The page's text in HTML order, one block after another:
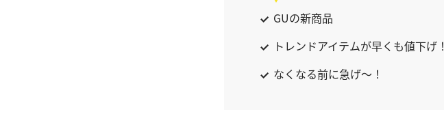
GUの新商品
トレンドアイテムが早くも値下げ！
なくなる前に急げ～！